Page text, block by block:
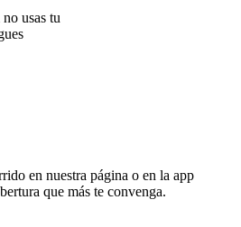
usas tu
en nuestra página o en la app
que más te convenga.